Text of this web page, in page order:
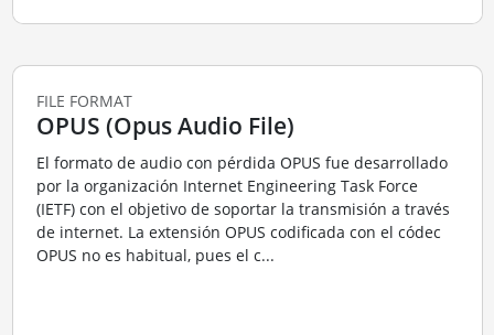
FILE FORMAT
OPUS (Opus Audio File)
El formato de audio con pérdida OPUS fue desarrollado
por la organización Internet Engineering Task Force
(IETF) con el objetivo de soportar la transmisión a través
de internet. La extensión OPUS codificada con el códec
OPUS no es habitual, pues el c...